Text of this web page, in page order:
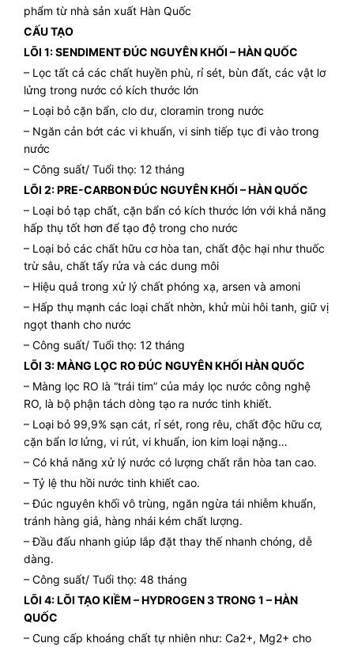
phẩm từ nhà sản xuất Hàn Quốc
CẤU TẠO
LÕI 1: SENDIMENT ĐÚC NGUYÊN KHỐI – HÀN QUỐC
– Lọc tất cả các chất huyền phù, rỉ sét, bùn đất, các vật lơ
lửng trong nước có kích thước lớn
– Loại bỏ cặn bẩn, clo dư, cloramin trong nước
– Ngăn cản bớt các vi khuẩn, vi sinh tiếp tục đi vào trong
nước
– Công suất/ Tuổi thọ: 12 tháng
LÕI 2: PRE-CARBON ĐÚC NGUYÊN KHỐI – HÀN QUỐC
– Loại bỏ tạp chất, cặn bẩn có kích thước lớn với khả năng
hấp thụ tốt hơn để tạo độ trong cho nước
– Loại bỏ các chất hữu cơ hòa tan, chất độc hại như thuốc
trừ sâu, chất tẩy rửa và các dung môi
– Hiệu quả trong xử lý chất phóng xạ, arsen và amoni
– Hấp thụ mạnh các loại chất nhờn, khử mùi hôi tanh, giữ vị
ngọt thanh cho nước
– Công suất/ Tuổi thọ: 12 tháng
LÕI 3: MÀNG LỌC RO ĐÚC NGUYÊN KHỐI HÀN QUỐC
– Màng lọc RO là “trái tim” của máy lọc nước công nghệ
RO, là bộ phận tách dòng tạo ra nước tinh khiết.
– Loại bỏ 99,9% sạn cát, rỉ sét, rong rêu, chất độc hữu cơ,
cặn bẩn lơ lửng, vi rút, vi khuẩn, ion kim loại nặng…
– Có khả năng xử lý nước có lượng chất rắn hòa tan cao.
– Tỷ lệ thu hồi nước tinh khiết cao.
– Đúc nguyên khối vô trùng, ngăn ngừa tái nhiễm khuẩn,
tránh hàng giả, hàng nhái kém chất lượng.
– Đầu đấu nhanh giúp lắp đặt thay thế nhanh chóng, dễ
dàng.
– Công suất/ Tuổi thọ: 48 tháng
LÕI 4: LÕI TẠO KIỀM – HYDROGEN 3 TRONG 1 – HÀN
QUỐC
– Cung cấp khoáng chất tự nhiên như: Ca2+, Mg2+ cho